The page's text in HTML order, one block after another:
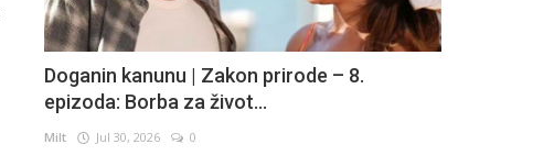
Doganin kanunu | Zakon prirode – 8.
epizoda: Borba za život...
Milt Jul 30, 2026 0